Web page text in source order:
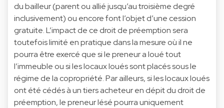
du bailleur (parent ou allié jusqu’au troisième degré
inclusivement) ou encore font l’objet d’une cession
gratuite. L’impact de ce droit de préemption sera
toutefois limité en pratique dans la mesure où il ne
pourra être exercé que si le preneur a loué tout
l’immeuble ou si les locaux loués sont placés sous le
régime de la copropriété. Par ailleurs, si les locaux loués
ont été cédés à un tiers acheteur en dépit du droit de
préemption, le preneur lésé pourra uniquement